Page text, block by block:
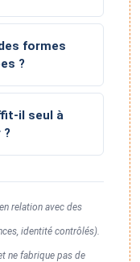
formes
?
il seul à
relation avec des
identité contrôlés).
ne fabrique pas de